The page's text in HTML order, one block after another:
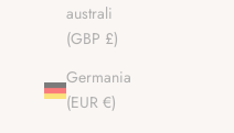
australi
(GBP £)
Germania
(EUR €)